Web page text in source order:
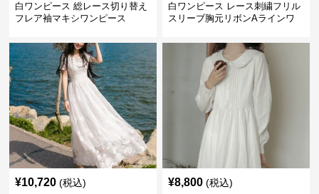
白ワンピース 総レース切り替え
フレア袖マキシワンピース
白ワンピース レース刺繍フリル
スリーブ胸元リボンAラインワ
¥10,720 (税込) ¥8,800 (税込)